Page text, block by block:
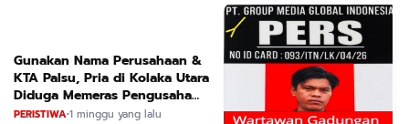
Gunakan Nama Perusahaan &
KTA Palsu, Pria di Kolaka Utara
Diduga Memeras Pengusaha
Tambang dan Minyak
PERISTIWA•1 minggu yang lalu